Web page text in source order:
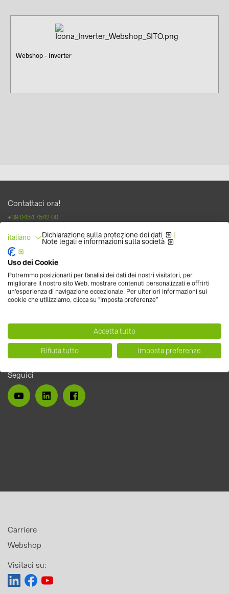
Webshop - Inverter
Contattaci ora!
+39 0454 7542 00
Newsletter
Non perderti la nostra newsletter con novità di prodotto, eventi, blog e
molto altro sul fotovoltaic
Seguici
Webshop
Carriere
Visitaci su:
italiano Dichiarazione sulla protezione dei dati |
Note legali e informazioni sulla società
Uso dei Cookie
Potremmo posizionarli per l'analisi dei dati dei nostri visitatori, per
migliorare il nostro sito Web, mostrare contenuti personalizzati e offrirti
un'esperienza di navigazione eccezionale. Per ulteriori informazioni sui
cookie che utilizziamo, clicca su "Imposta preferenze”
Accetta tutto
Rifiuta tutto Imposta preferenze